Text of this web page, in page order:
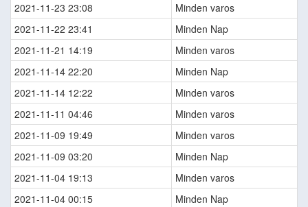
2021-11-23 23:08
Minden varos
2021-11-22 23:41
Minden Nap
2021-11-21 14:19
Minden varos
2021-11-14 22:20
Minden Nap
2021-11-14 12:22
Minden varos
2021-11-11 04:46
Minden varos
2021-11-09 19:49
Minden varos
2021-11-09 03:20
Minden Nap
2021-11-04 19:13
Minden varos
2021-11-04 00:15
Minden Nap